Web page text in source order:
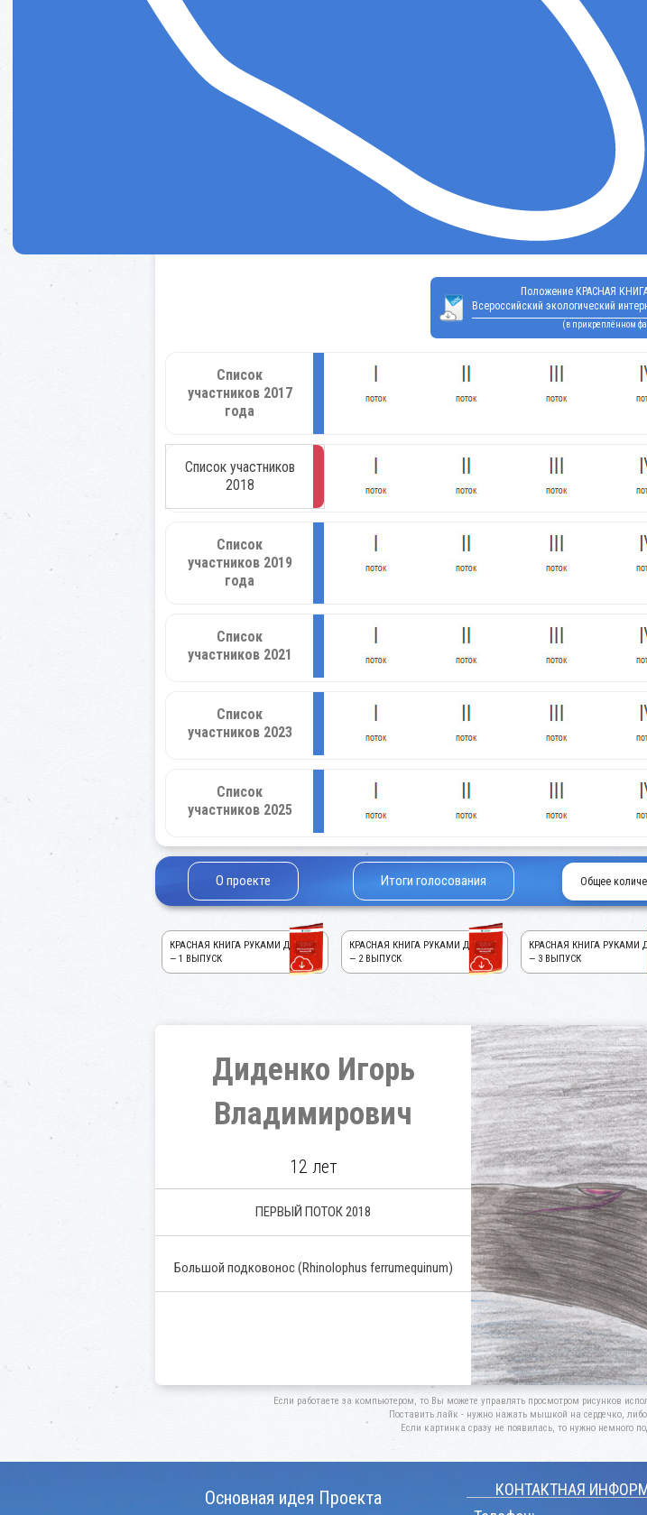
Положение КРАСНАЯ
Всероссийский экологический
(в прикреплённом
Список
участников 2017
года
Список участников
2018
Список
участников 2019
года
Список
участников 2021
Список
участников 2023
Список
участников 2025
О проекте Итоги голосования Общее
КРАСНАЯ КНИГА РУКАМИ ДЕТЕЙ!
— 1 ВЫПУСК
КРАСНАЯ КНИГА РУКАМИ ДЕТЕЙ!
— 2 ВЫПУСК
КРАСНАЯ КНИГА РУКАМИ
— 3 ВЫПУСК
Диденко Игорь
Владимирович
12 лет
ПЕРВЫЙ ПОТОК 2018
Большой подковонос(Rhinolophus ferrumequinum)
Если работаете за компьютером, то Вы можете управлять просмотром рисунков
Поставить лайк - нужно нажать мышкой на сердечко,
Если картинка сразу не появилась, то нужно немного
Основная идея Проекта
КОНТАКТНАЯ